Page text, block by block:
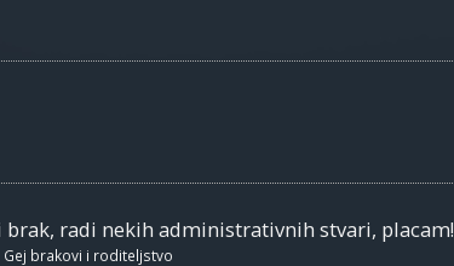
radi nekih administrativnih stvari, placam!
Gej brakovi i roditeljstvo